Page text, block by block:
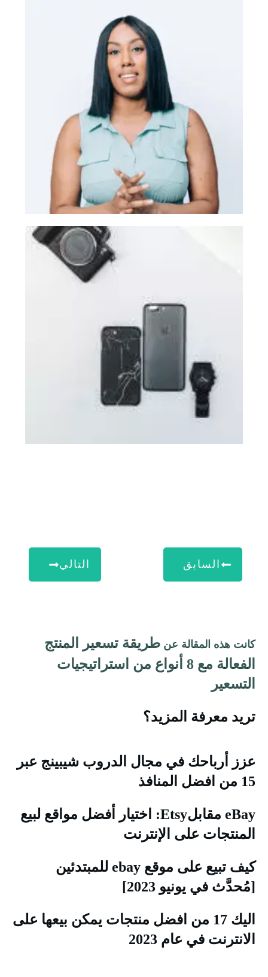
السابق التالي
هذه المقالة عنطريقة تسعير المنتج
الفعالة مع 8 أنواع من استراتيجيات
معرفة المزيد؟
أرباحك في مجال الدروب شيبينج عبر
eBay مقابلEtsy: اختيار أفضل مواقع لبيع
على الإنترنت
كيف تبيع على موقع ebay للمبتدئين
في يونيو 2023]
اليك 17 من افضل منتجات يمكن بيعها على
في عام 2023